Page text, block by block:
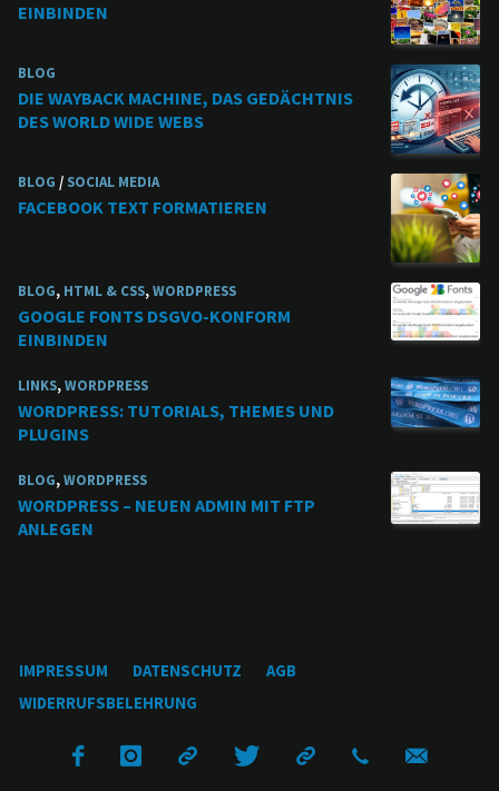
EINBINDEN
BLOG
DIE WAYBACK MACHINE, DAS GEDÄCHTNIS
DES WORLD WIDE WEBS
BLOG / SOCIAL MEDIA
FACEBOOK TEXT FORMATIEREN
BLOG, HTML & CSS,WORDPRESS
GOOGLE FONTS DSGVO-KONFORM
EINBINDEN
LINKS,WORDPRESS
WORDPRESS: TUTORIALS, THEMES UND
PLUGINS
BLOG,WORDPRESS
WORDPRESS – NEUEN ADMIN MIT FTP
ANLEGEN
IMPRESSUM DATENSCHUTZ
AGB
WIDERRUFSBELEHRUNG